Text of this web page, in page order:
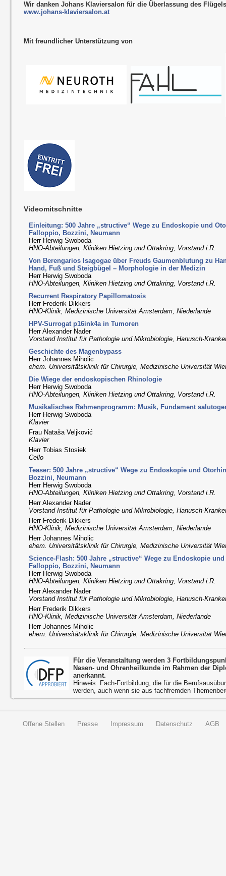
Wir danken Johans Klaviersalon für die Überlassung des
www.johans-klaviersalon.at
Mit freundlicher Unterstützung von
Videomitschnitte
Einleitung: 500 Jahre „structive“ Wege zu Endoskopie und
Falloppio, Bozzini, Neumann
Herr Herwig Swoboda
HNO-Abteilungen, Kliniken Hietzing und Ottakring, Vorstand i.R.
Von Berengarios Isagogae über Freuds Gaumenblutung zu
Hand, Fuß und Steigbügel – Morphologie in der Medizin
Herr Herwig Swoboda
HNO-Abteilungen, Kliniken Hietzing und Ottakring, Vorstand i.R.
Recurrent Respiratory Papillomatosis
Herr Frederik Dikkers
HNO-Klinik, Medizinische Universität Amsterdam, Niederlande
HPV-Surrogat p16ink4a in Tumoren
Herr Alexander Nader
Vorstand Institut für Pathologie und Mikrobiologie, Hanusch-
Geschichte des Magenbypass
Herr Johannes Miholic
ehem. Universitätsklinik für Chirurgie, Medizinische Universität
Die Wiege der endoskopischen Rhinologie
Herr Herwig Swoboda
HNO-Abteilungen, Kliniken Hietzing und Ottakring, Vorstand i.R.
Musikalisches Rahmenprogramm: Musik, Fundament
Herr Herwig Swoboda
Klavier
Frau Nataša Veljković
Klavier
Herr Tobias Stosiek
Cello
Teaser: 500 Jahre „structive“ Wege zu Endoskopie und
Bozzini, Neumann
Herr Herwig Swoboda
HNO-Abteilungen, Kliniken Hietzing und Ottakring, Vorstand i.R.
Herr Alexander Nader
Vorstand Institut für Pathologie und Mikrobiologie, Hanusch-
Herr Frederik Dikkers
HNO-Klinik, Medizinische Universität Amsterdam, Niederlande
Herr Johannes Miholic
ehem. Universitätsklinik für Chirurgie, Medizinische Universität
Science-Flash: 500 Jahre „structive“ Wege zu Endoskopie
Falloppio, Bozzini, Neumann
Herr Herwig Swoboda
HNO-Abteilungen, Kliniken Hietzing und Ottakring, Vorstand i.R.
Herr Alexander Nader
Vorstand Institut für Pathologie und Mikrobiologie, Hanusch-
Herr Frederik Dikkers
HNO-Klinik, Medizinische Universität Amsterdam, Niederlande
Herr Johannes Miholic
ehem. Universitätsklinik für Chirurgie, Medizinische Universität
Für die Veranstaltung werden 3
Nasen- und Ohrenheilkunde im Rahmen der
anerkannt.
Hinweis: Fach-Fortbildung, die für die
werden, auch wenn sie aus fachfremden
Offene Stellen Presse Impressum Datenschutz AGB